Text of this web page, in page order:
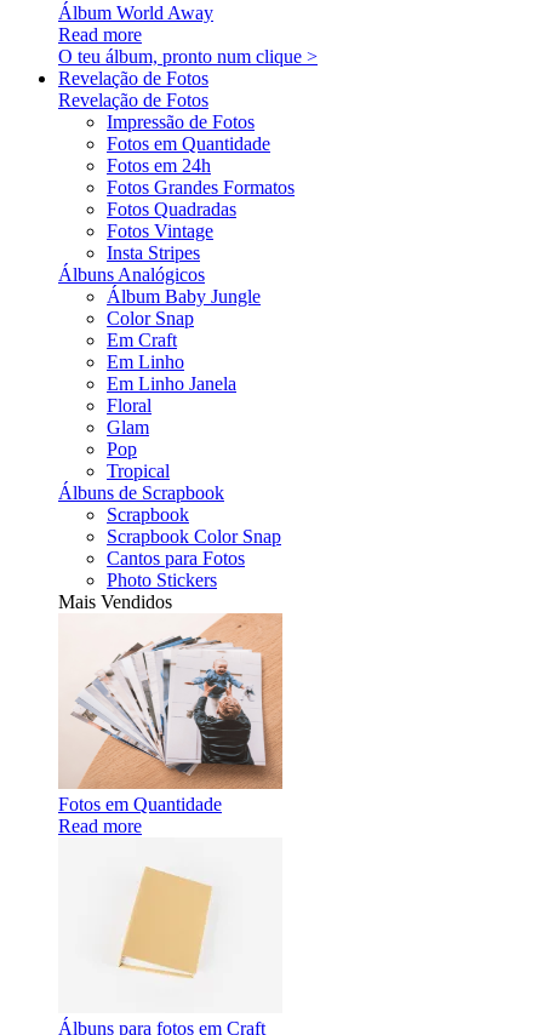
Álbum World Away
Read more
O teu álbum, pronto num clique >
Revelação de Fotos
Revelação de Fotos
Impressão de Fotos
Fotos em Quantidade
Fotos em 24h
Fotos Grandes Formatos
Fotos Quadradas
Fotos Vintage
Insta Stripes
Álbuns Analógicos
Álbum Baby Jungle
Color Snap
Em Craft
Em Linho
Em Linho Janela
Floral
Glam
Pop
Tropical
Álbuns de Scrapbook
Scrapbook
Scrapbook Color Snap
Cantos para Fotos
Photo Stickers
Mais Vendidos
Fotos em Quantidade
Read more
Álbuns para fotos em Craft